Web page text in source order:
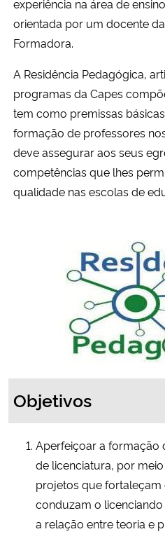
Ministério do Meio Ambiente
Ministério do Turismo
Controladoria-Geral da União
Ministério da Mulher, da Família e dos
Secretaria-Geral
Gabinete de Segurança Institucional
Advocacia-Geral da União
Banco Central do Brasil
experiência na área de
orientada por um docente
Formadora.
A Residência Pedagógica,
programas da Capes
tem como premissas
formação de professores
deve assegurar aos seus
competências que lhes
qualidade nas escolas de
Objetivos
Aperfeiçoar a formação
de licenciatura, por
projetos que
conduzam o
a relação entre teoria e